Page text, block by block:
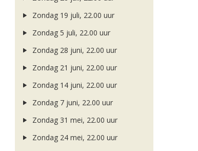
Zondag 19 juli, 22.00 uur
Zondag 5 juli, 22.00 uur
Zondag 28 juni, 22.00 uur
Zondag 21 juni, 22.00 uur
Zondag 14 juni, 22.00 uur
Zondag 7 juni, 22.00 uur
Zondag 31 mei, 22.00 uur
Zondag 24 mei, 22.00 uur